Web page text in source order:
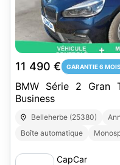
11 490 € GARANTIE 6 MOIS
BMW Série 2 Gran
Business
Belleherbe (25380)
Boîte automatique
CapCar